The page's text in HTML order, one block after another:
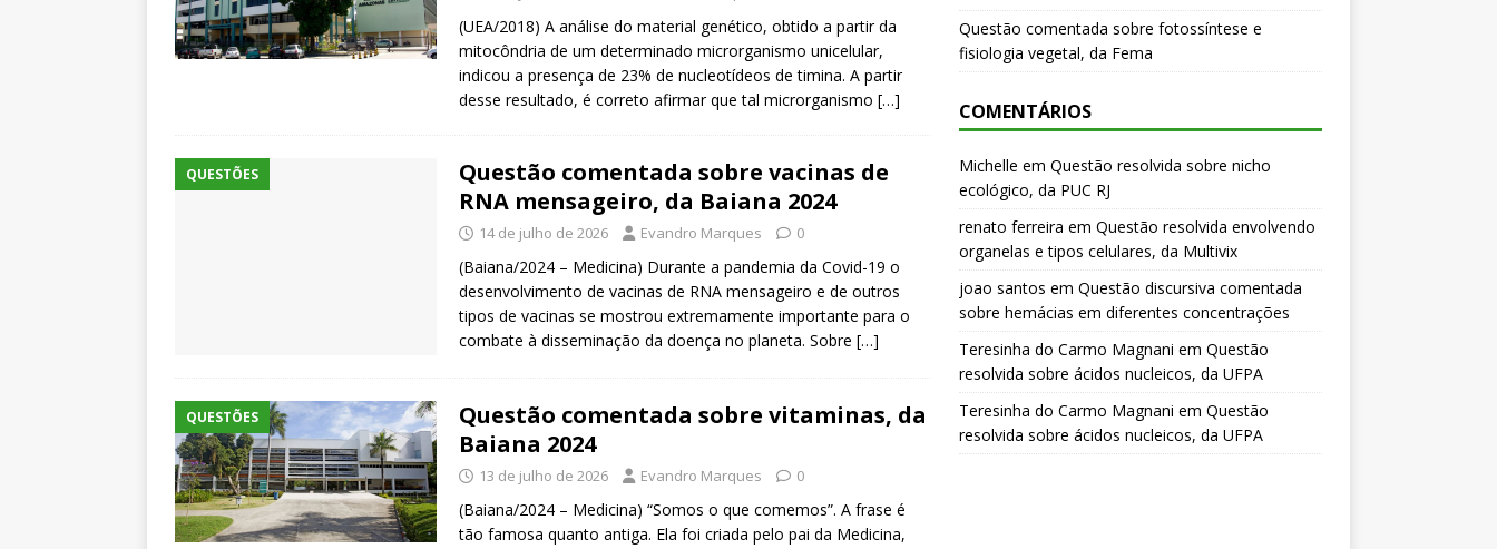
(UEA/2018) A análise do material genético, obtido a partir da
mitocôndria de um determinado microrganismo unicelular,
indicou a presença de 23% de nucleotídeos de timina. A partir
desse resultado, é correto afirmar que tal microrganismo […]
QUESTÕES
Questão comentada sobre vacinas de
RNA mensageiro, da Baiana 2024
14 de julho de 2026 Evandro Marques 0
(Baiana/2024 – Medicina) Durante a pandemia da Covid-19 o
desenvolvimento de vacinas de RNA mensageiro e de outros
tipos de vacinas se mostrou extremamente importante para o
combate à disseminação da doença no planeta. Sobre […]
QUESTÕES
Questão comentada sobre vitaminas, da
Baiana 2024
13 de julho de 2026 Evandro Marques 0
(Baiana/2024 – Medicina) “Somos o que comemos”. A frase é
tão famosa quanto antiga. Ela foi criada pelo pai da Medicina,
Questão comentada sobre fotossíntese e
fisiologia vegetal, da Fema
COMENTÁRIOS
Michelle em Questão resolvida sobre nicho
ecológico, da PUC RJ
renato ferreira em Questão resolvida envolvendo
organelas e tipos celulares, da Multivix
joao santos em Questão discursiva comentada
sobre hemácias em diferentes concentrações
Teresinha do Carmo Magnani em Questão
resolvida sobre ácidos nucleicos, da UFPA
Teresinha do Carmo Magnani em Questão
resolvida sobre ácidos nucleicos, da UFPA